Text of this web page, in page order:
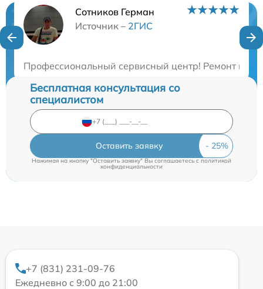
Сотников Герман
Источник – 2ГИС
Профессиональный сервисный центр! Ремонт
Нужна консультация?
Бесплатная консультация со
специалистом
Оставить заявку
Нажимая на кнопку "Оставить заявку" Вы соглашаетесь cполитикой
конфиденциальности
+7 (831) 231-09-76
Ежедневно с 9:00 до 21:00